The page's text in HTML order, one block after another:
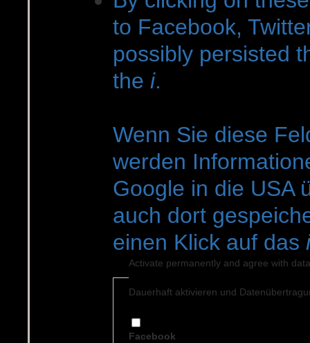
to Facebook,
possibly persisted
the i.
Wenn Sie diese
werden
Google in die USA
auch dort
einen Klick auf das i
Activate permanently and agree with
Dauerhaft aktivieren und
Facebook